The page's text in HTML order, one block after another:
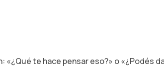
te hace pensar eso?» o «¿Podés